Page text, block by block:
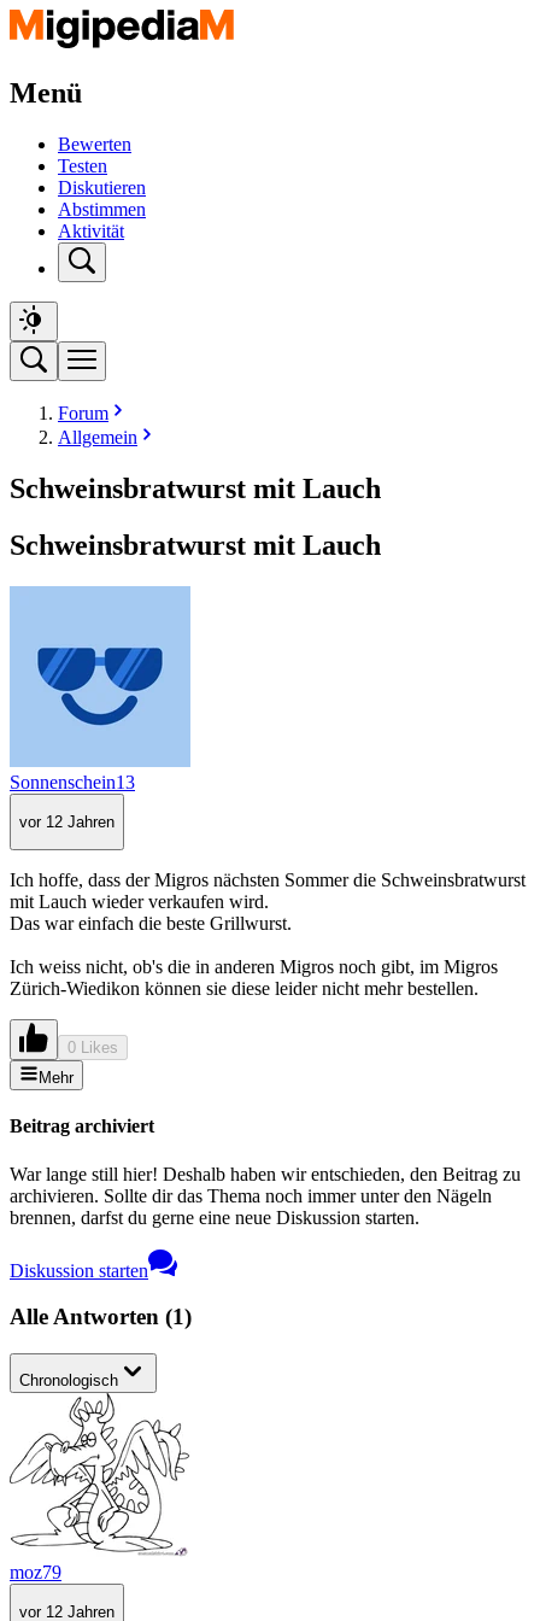
Menü
Bewerten
Testen
Diskutieren
Abstimmen
Aktivität
Forum
Allgemein
Schweinsbratwurst mit Lauch
Schweinsbratwurst mit Lauch
Sonnenschein13
vor 12 Jahren
Ich hoffe, dass der Migros nächsten Sommer die Schweinsbratwurst
mit Lauch wieder verkaufen wird.
Das war einfach die beste Grillwurst.
Ich weiss nicht, ob's die in anderen Migros noch gibt, im Migros
Zürich-Wiedikon können sie diese leider nicht mehr bestellen.
0 Likes
Mehr
Beitrag archiviert
War lange still hier! Deshalb haben wir entschieden, den Beitrag zu
archivieren. Sollte dir das Thema noch immer unter den Nägeln
brennen, darfst du gerne eine neue Diskussion starten.
Diskussion starten
Alle Antworten (1)
Chronologisch
moz79
vor 12 Jahren